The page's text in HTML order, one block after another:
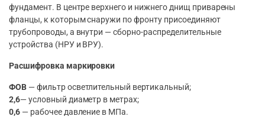
фундамент. В центре верхнего и нижнего днищ приварены
фланцы, к которым снаружи по фронту присоединяют
трубопроводы, а внутри — сборно-распределительные
устройства (НРУ и ВРУ).
Расшифровка маркировки
ФОВ— фильтр осветлительный вертикальный;
2,6— условный диаметр в метрах;
0,6— рабочее давление в МПа.